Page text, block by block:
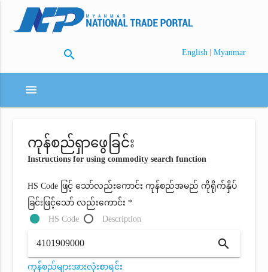
search English | Myanmar
menu
ကုန်စည်ရှာဖွေခြင်း
Instructions for using commodity search function
HS Code ဖြင့် သော်လည်းကောင်း ကုန်စည်အမည် ကိုရိုက်နှိပ်
ခြင်းဖြင့်သော် လည်းကောင်း *
HS Code
Description
search
ကုန်စည်များအားလုံးစာရင်း